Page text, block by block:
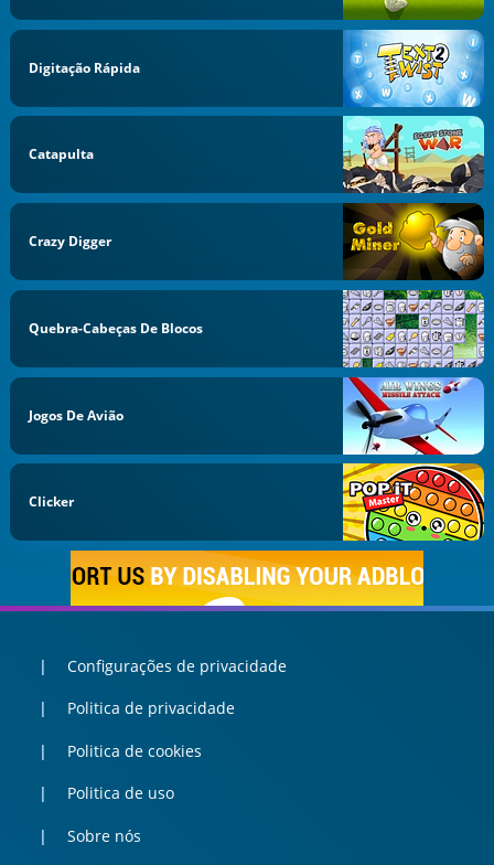
Digitação Rápida
Catapulta
Crazy Digger
Quebra-Cabeças De Blocos
Jogos De Avião
Clicker
Configurações de privacidade
Politica de privacidade
Politica de cookies
Politica de uso
Sobre nós